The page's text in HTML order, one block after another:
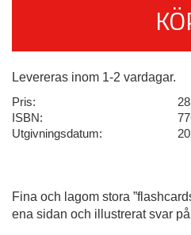
Levereras inom 1-2 vardagar.
Pris:
ISBN:
Utgivningsdatum:
Fina och lagom stora
ena sidan och illustrerat svar